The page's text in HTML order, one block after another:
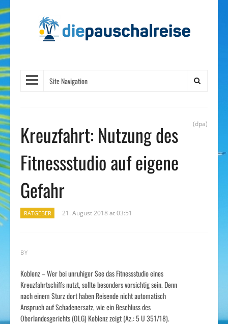
Site Navigation
Kreuzfahrt: Nutzung des
Fitnessstudio auf eigene
Gefahr
(dpa)
RATGEBER 21. August 2018 at 03:51
BY
Koblenz – Wer bei unruhiger See das Fitnessstudio eines
Kreuzfahrtschiffs nutzt, sollte besonders vorsichtig sein. Denn
nach einem Sturz dort haben Reisende nicht automatisch
Anspruch auf Schadenersatz, wie ein Beschluss des
Oberlandesgerichts (OLG) Koblenz zeigt (Az.: 5 U 351/18).